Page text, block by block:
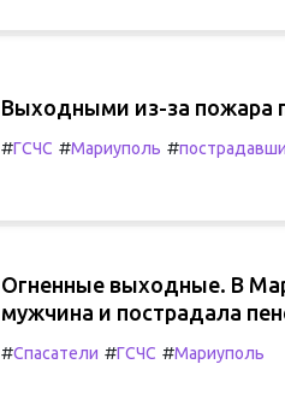
Выходными из-за пожара
#ГСЧС #Мариуполь #
Огненные выходные. В
мужчина и пострадала
#Спасатели #ГСЧС #Мариуполь